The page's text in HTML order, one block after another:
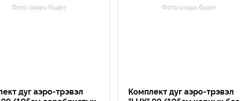
дуг аэро-трэвэл
Комплект дуг аэро-трэвэл